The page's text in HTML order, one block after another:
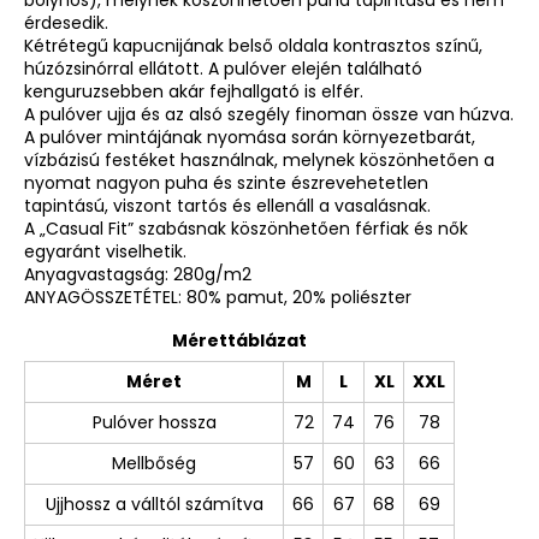
érdesedik.
Kétrétegű kapucnijának belső oldala kontrasztos színű,
húzózsinórral ellátott. A pulóver elején található
kenguruzsebben akár fejhallgató is elfér.
A pulóver ujja és az alsó szegély finoman össze van húzva.
A pulóver mintájának nyomása során környezetbarát,
vízbázisú festéket használnak, melynek köszönhetően a
nyomat nagyon puha és szinte észrevehetetlen
tapintású, viszont tartós és ellenáll a vasalásnak.
A „Casual Fit” szabásnak köszönhetően férfiak és nők
egyaránt viselhetik.
Anyagvastagság: 280g/m2
ANYAGÖSSZETÉTEL: 80% pamut, 20% poliészter
Mérettáblázat
Méret
M L XL
XXL
Pulóver hossza
72 74 76
78
Mellbőség
57 60 63
66
Ujjhossz a válltól számítva
66 67 68
69